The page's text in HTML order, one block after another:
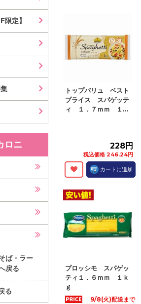
定】
ロニ
ば・ラー
戻る
る
トップバリュ ベスト
プライス スパゲッテ
ィ １．７ｍｍ １...
228円
税込価格 246.24円
カートに追加
プロッシモ スパゲッ
ティ１．６ｍｍ １ｋ
ｇ
9/8(火)配送まで